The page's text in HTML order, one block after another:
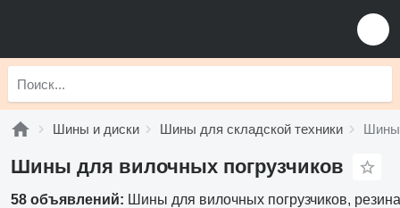
Шины и диски Шины для складской техники Шины
Шины для вилочных погрузчиков
58 объявлений: Шины для вилочных погрузчиков,